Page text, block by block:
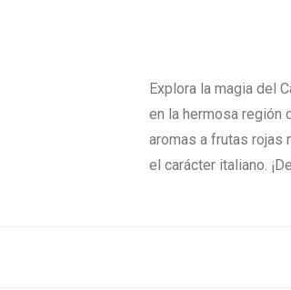
Explora la magia del
en la hermosa región
aromas a frutas rojas
el carácter italiano.